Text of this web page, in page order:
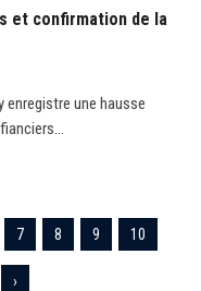
et confirmation de la
une hausse
7 8 9 10
›